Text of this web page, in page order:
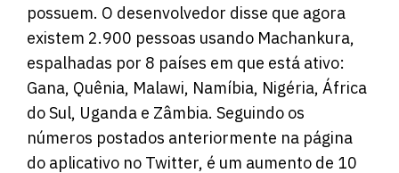
possuem. O desenvolvedor disse que agora
existem 2.900 pessoas usando Machankura,
espalhadas por 8 países em que está ativo:
Gana, Quênia, Malawi, Namíbia, Nigéria, África
do Sul, Uganda e Zâmbia. Seguindo os
números postados anteriormente na página
do aplicativo no Twitter, é um aumento de 10